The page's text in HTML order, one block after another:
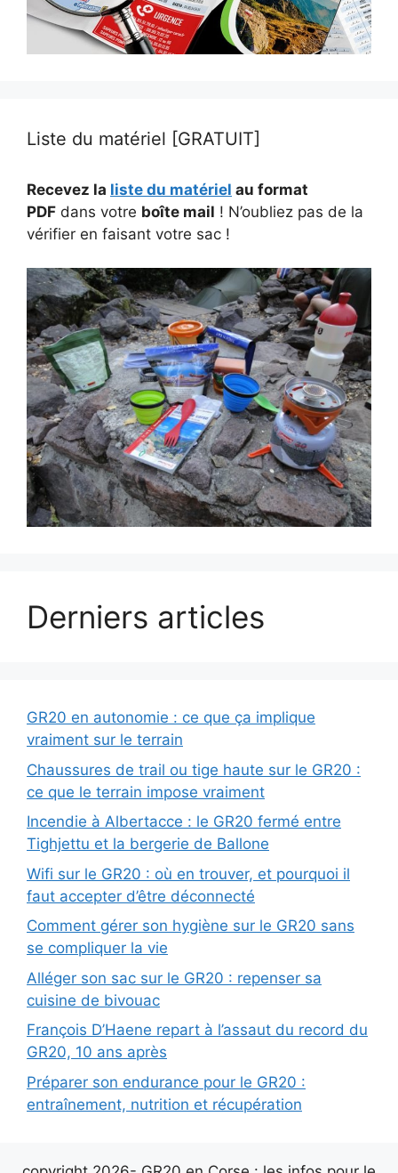
Liste du matériel [GRATUIT]
Recevez la liste du matériel au format
PDF dans votre boîte mail ! N’oubliez pas de la
vérifier en faisant votre sac !
Derniers articles
GR20 en autonomie : ce que ça implique
vraiment sur le terrain
Chaussures de trail ou tige haute sur le GR20 :
ce que le terrain impose vraiment
Incendie à Albertacce : le GR20 fermé entre
Tighjettu et la bergerie de Ballone
Wifi sur le GR20 : où en trouver, et pourquoi il
faut accepter d’être déconnecté
Comment gérer son hygiène sur le GR20 sans
se compliquer la vie
Alléger son sac sur le GR20 : repenser sa
cuisine de bivouac
François D’Haene repart à l’assaut du record du
GR20, 10 ans après
Préparer son endurance pour le GR20 :
entraînement, nutrition et récupération